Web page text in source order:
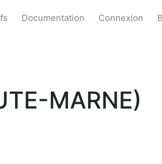
Documentation Connexion
MARNE)